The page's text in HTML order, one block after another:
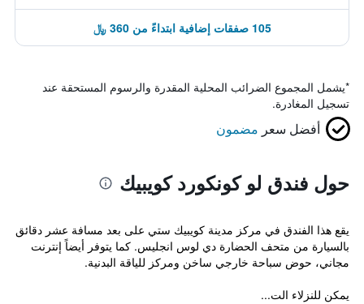
105 صفقات إضافية ابتداءً من 360 ﷼
*يشمل المجموع الضرائب المحلية المقدرة والرسوم المستحقة عند
تسجيل المغادرة.
أفضل سعر مضمون
حول فندق لو كونكورد كويبيك
يقع هذا الفندق في مركز مدينة كويبيك ستي على بعد مسافة عشر دقائق
بالسيارة من متحف الحضارة دي لوس انجليس. كما يتوفر أيضاً إنترنت
مجاني، حوض سباحة خارجي ساخن ومركز للياقة البدنية.
يمكن للنزلاء الت...